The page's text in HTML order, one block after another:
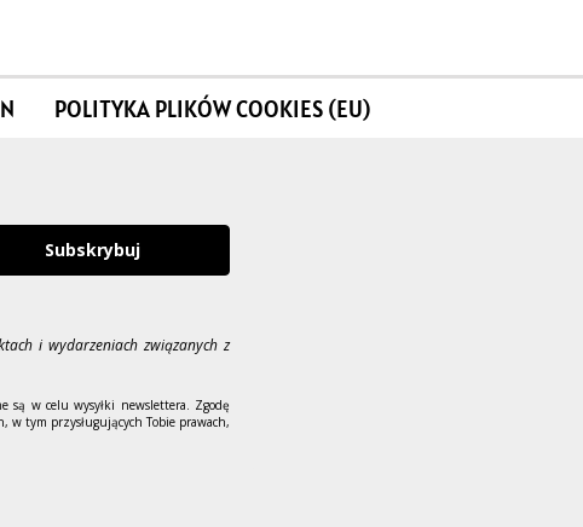
POLITYKA PLIKÓW COOKIES (EU)
Subskrybuj
i wydarzeniach związanych z
są w celu wysyłki newslettera. Zgodę
w tym przysługujących Tobie prawach,